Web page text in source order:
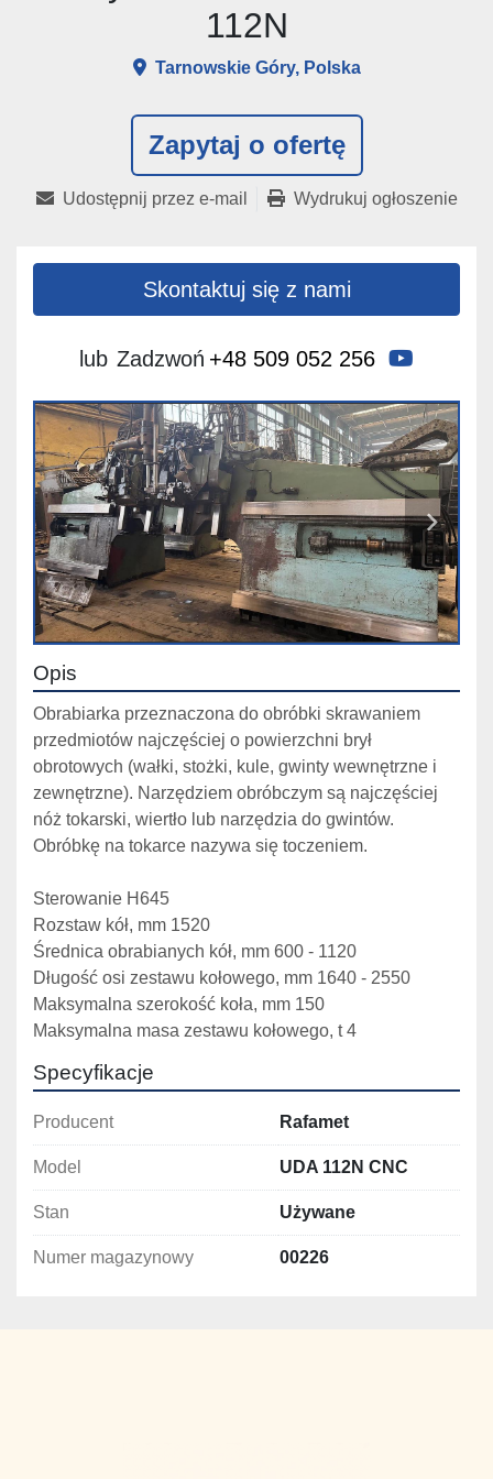
Zapytaj o ofertę
112N
Tarnowskie Góry, Polska
Udostępnij przez e-mail Wydrukuj ogłoszenie
Skontaktuj się z nami
lub Zadzwoń +48 509 052 256
Opis
Obrabiarka przeznaczona do obróbki skrawaniem
przedmiotów najczęściej o powierzchni brył
obrotowych (wałki, stożki, kule, gwinty wewnętrzne i
zewnętrzne). Narzędziem obróbczym są najczęściej
nóż tokarski, wiertło lub narzędzia do gwintów.
Obróbkę na tokarce nazywa się toczeniem.
Sterowanie H645
Rozstaw kół, mm 1520
Średnica obrabianych kół, mm 600 - 1120
Długość osi zestawu kołowego, mm 1640 - 2550
Maksymalna szerokość koła, mm 150
Maksymalna masa zestawu kołowego, t 4
Specyfikacje
Producent Rafamet
Model UDA 112N CNC
Stan Używane
Numer magazynowy 00226